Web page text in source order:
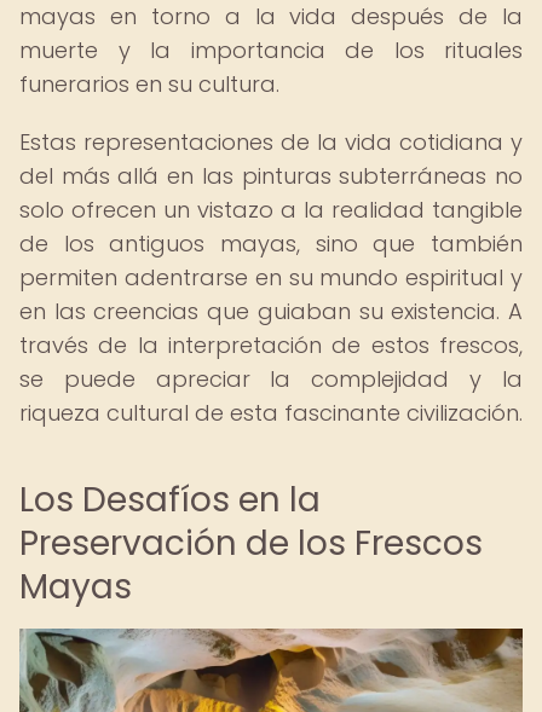
mayas en torno a la vida después de la
muerte y la importancia de los rituales
funerarios en su cultura.
Estas representaciones de la vida cotidiana y
del más allá en las pinturas subterráneas no
solo ofrecen un vistazo a la realidad tangible
de los antiguos mayas, sino que también
permiten adentrarse en su mundo espiritual y
en las creencias que guiaban su existencia. A
través de la interpretación de estos frescos,
se puede apreciar la complejidad y la
riqueza cultural de esta fascinante civilización.
Los Desafíos en la
Preservación de los Frescos
Mayas